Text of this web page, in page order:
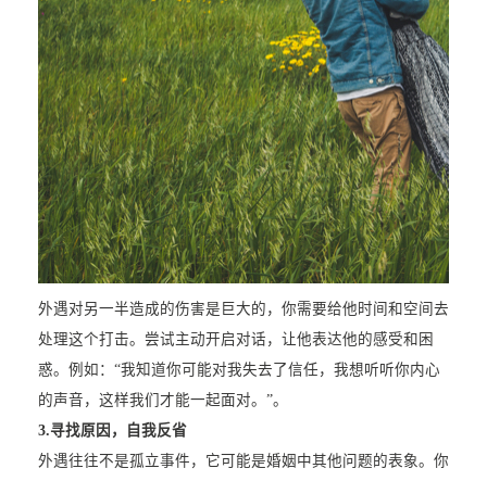
外遇对另一半造成的伤害是巨大的，你需要给他时间和空间去
处理这个打击。尝试主动开启对话，让他表达他的感受和困
惑。例如：“我知道你可能对我失去了信任，我想听听你内心
的声音，这样我们才能一起面对。”。
3.寻找原因，自我反省
外遇往往不是孤立事件，它可能是婚姻中其他问题的表象。你